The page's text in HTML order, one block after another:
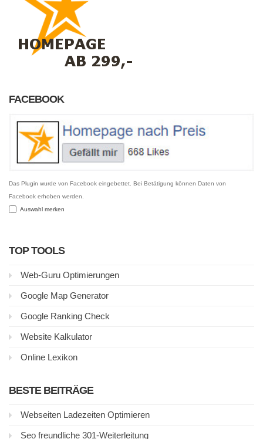
FACEBOOK
Das Plugin wurde von Facebook eingebettet. Bei Betätigung können Daten von
Facebook erhoben werden.
Auswahl merken
TOP TOOLS
Web-Guru Optimierungen
Google Map Generator
Google Ranking Check
Website Kalkulator
Online Lexikon
BESTE BEITRÄGE
Webseiten Ladezeiten Optimieren
Seo freundliche 301-Weiterleitung